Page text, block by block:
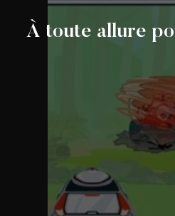
À toute allure